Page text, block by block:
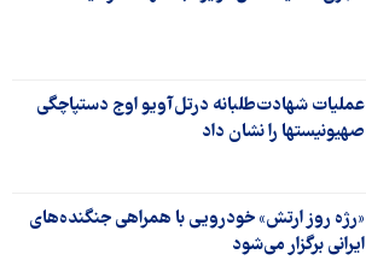
عملیات شهادت‌طلبانه درتل‌آویو اوج دستپاچگی
صهیونیستها را نشان داد
«رژه روز ارتش» خودرویی با همراهی جنگنده‌های
ایرانی برگزار می‌شود